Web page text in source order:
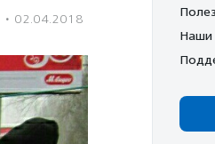
· 02.04.2018
Наши